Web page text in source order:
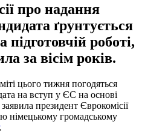
про надання
ґрунтується
роботі,
за вісім років.
цього тижня погодяться
на вступ у ЄС на основі
президент Єврокомісії
німецькому громадському
.